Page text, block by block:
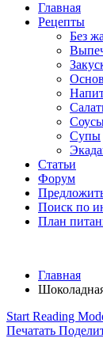
Главная
Рецепты
Без
Супы
Статьи
Форум
Поиск по
План
Главная
Start Reading
Печатать